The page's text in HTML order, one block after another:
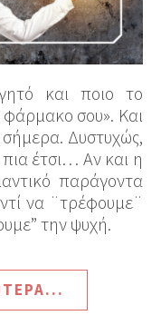
φάρμακο σου». Και
σήμερα. Δυστυχώς,
έτσι… Αν και η
παράγοντα
να ¨τρέφουμε¨
την ψυχή.